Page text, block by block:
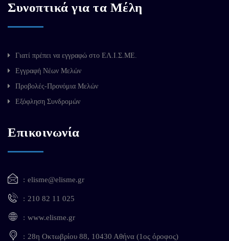
Συνοπτικά για τα Μέλη
Γιατί πρέπει να εγγραφώ στο ΕΛ.Ι.Σ.ΜΕ.
Εγγραφή Νέων Μελών
Προβολές-Προνόμια Μελών
Εξόφληση Συνδρομών
Επικοινωνία
elisme@elisme.gr
210 82 11 025
www.elisme.gr
28η Οκτωβρίου 88, 10430 Αθήνα (1ος όροφος)